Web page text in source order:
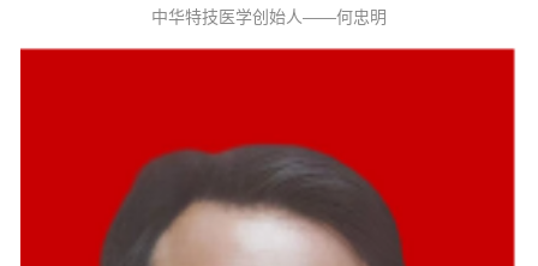
中华特技医学创始人——何忠明